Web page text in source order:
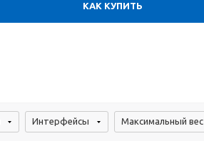
КАК КУПИТЬ
Интерфейсы Максимальный вес